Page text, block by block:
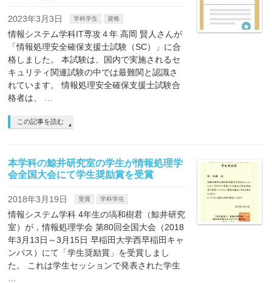
2023年3月3日 学科学生 資格
情報システム学科IT専攻４年 高岡 賢人さんが
「情報処理安全確保支援士試験（SC）」に合
格しました。 本試験は、国内で実施されるセ
キュリティ関連試験の中では最難関と認識さ
れています。 情報処理安全確保支援士試験合
格者は、 …
この記事を読む
本学科の鯨井研究室の学生が情報処理学
会全国大会にて学生奨励賞を受賞
2018年3月19日 受賞 学科学生
情報システム学科 4年生の塙和樹君（鯨井研究
室）が，情報処理学会 第80回全国大会（2018
年3月13日～3月15日 早稲田大学西早稲田キャ
ンパス）にて「学生奨励賞」を受賞しまし
た。 これは学生セッションで発表された学生